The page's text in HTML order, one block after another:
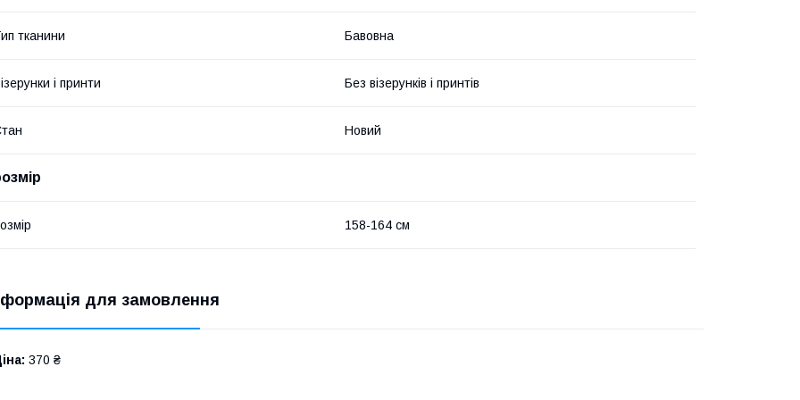
тканини Бавовна
і принти Без візерунків і принтів
Новий
158-164 см
для замовлення
370 ₴